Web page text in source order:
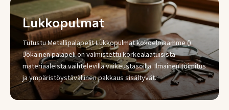
Lukkopulmat
Tutustu Metallipalapelit Lukkopulmat kokoelmaamme ().
Jokainen palapeli on valmistettu korkealaatuisista
materiaaleista vaihtelevilla vaikeustasoilla. Ilmainen toimitus
ja ympäristöystävällinen pakkaus sisältyvät.